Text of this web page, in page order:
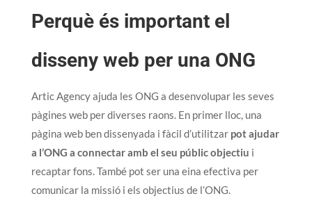
Perquè és important el
disseny web per una ONG
Artic Agency ajuda les ONG a desenvolupar les seves
pàgines web per diverses raons. En primer lloc, una
pàgina web ben dissenyada i fàcil d’utilitzar pot ajudar
a l’ONG a connectar amb el seu públic objectiu i
recaptar fons. També pot ser una eina efectiva per
comunicar la missió i els objectius de l’ONG.